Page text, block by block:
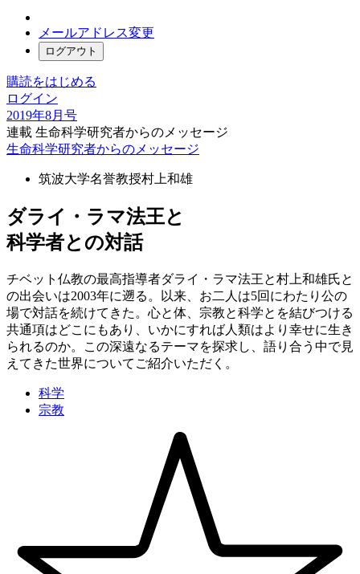
メールアドレス変更
ログアウト
購読をはじめる
ログイン
2019年8月号
連載 生命科学研究者からのメッセージ
生命科学研究者からのメッセージ
筑波大学名誉教授村上和雄
ダライ・ラマ法王と
科学者との対話
チベット仏教の最高指導者ダライ・ラマ法王と村上和雄氏と
の出会いは2003年に遡る。以来、お二人は5回にわたり公の
場で対話を続けてきた。心と体、宗教と科学とを結びつける
共通項はどこにもあり、いかにすれば人類はより幸せに生き
られるのか。この深遠なるテーマを探求し、語り合う中で見
えてきた世界についてご紹介いただく。
科学
宗教